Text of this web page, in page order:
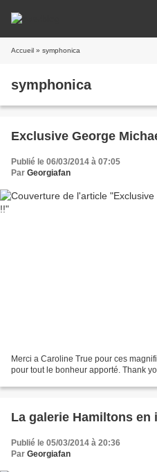
Accueil » symphonica
symphonica
Exclusive George
Publié le 06/03/2014 à 07:05
Par Georgiafan
Merci a Caroline True pour ces
pour tout le bonheur apporté. Thank
La galerie Hamiltons en
Publié le 05/03/2014 à 20:36
Par Georgiafan